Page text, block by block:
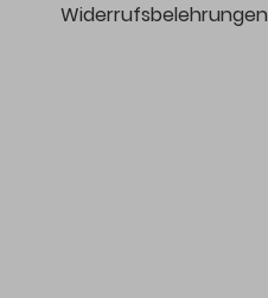
Widerrufsbelehrungen